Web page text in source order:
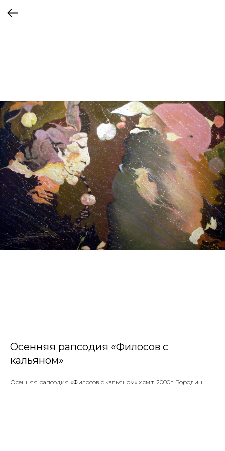
Осенняя рапсодия «Филосов с
кальяном»
Осенняя рапсодия «Филосов с кальяном» х.см.т. 2000г. Бородин